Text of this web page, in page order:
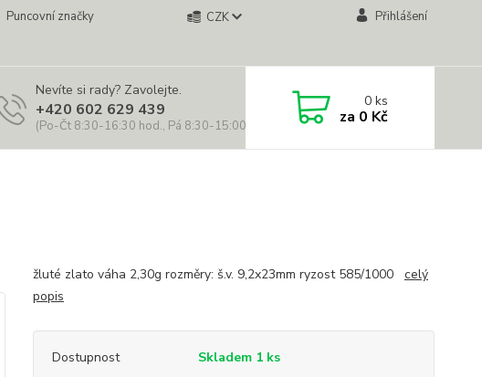
Puncovní značky
CZK Přihlášení
Nevíte si rady? Zavolejte.
+420 602 629 439
(Po-Čt 8:30-16:30 hod., Pá 8:30-15:00 hod.)
0ks
za 0 Kč
žluté zlato váha 2,30g rozměry: š.v. 9,2x23mm ryzost 585/1000 celý
popis
Dostupnost Skladem 1 ks